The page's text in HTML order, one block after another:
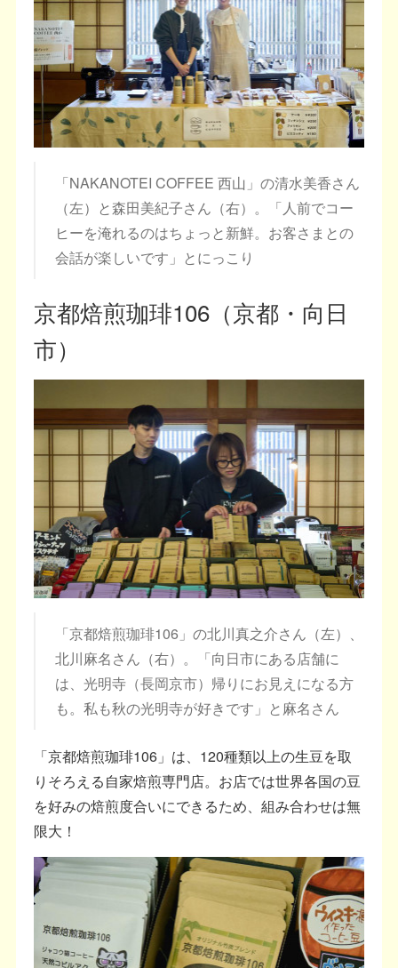
「NAKANOTEI COFFEE 西山」の清水美香さん
（左）と森田美紀子さん（右）。「人前でコー
ヒーを淹れるのはちょっと新鮮。お客さまとの
会話が楽しいです」とにっこり
京都焙煎珈琲106（京都・向日
市）
「京都焙煎珈琲106」の北川真之介さん（左）、
北川麻名さん（右）。「向日市にある店舗に
は、光明寺（長岡京市）帰りにお見えになる方
も。私も秋の光明寺が好きです」と麻名さん
「京都焙煎珈琲106」は、120種類以上の生豆を取
りそろえる自家焙煎専門店。お店では世界各国の豆
を好みの焙煎度合いにできるため、組み合わせは無
限大！